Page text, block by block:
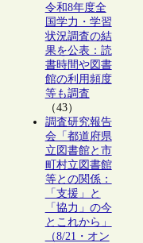
令和8年度全
国学力・学習
状況調査の結
果を公表：読
書時間や図書
館の利用頻度
等も調査
（43）
調査研究報告
会「都道府県
立図書館と市
町村立図書館
等との関係：
「支援」と
「協力」の今
とこれから」
（8/21・オン